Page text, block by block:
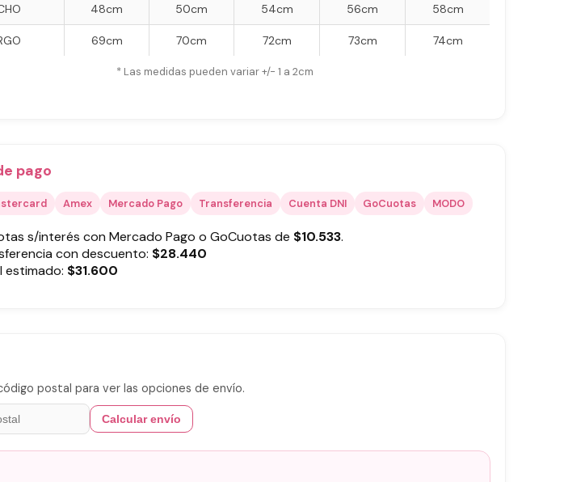
48cm 50cm 54cm 56cm 58cm
69cm 70cm 72cm 73cm 74cm
* Las medidas pueden variar +/- 1 a 2cm
pago
Amex Mercado Pago Transferencia Cuenta DNI GoCuotas MODO
s/interés con Mercado Pago o GoCuotas de $10.533.
con descuento: $28.440
estimado: $31.600
postal para ver las opciones de envío.
Calcular envío